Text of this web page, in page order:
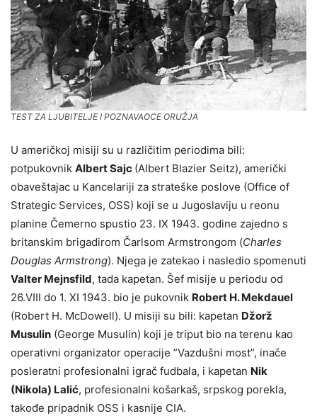
TEST ZA LJUBITELJE I POZNAVAOCE ORUŽJA
U američkoj misiji su u različitim periodima bili:
potpukovnik Albert Sajc (Albert Blazier Seitz), američki
obaveštajac u Kancelariji za strateške poslove (Office of
Strategic Services, OSS) koji se u Jugoslaviju u reonu
planine Čemerno spustio 23. IX 1943. godine zajedno s
britanskim brigadirom Čarlsom Armstrongom (Charles
Douglas Armstrong). Njega je zatekao i nasledio spomenuti
Valter Mejnsfild, tada kapetan. Šef misije u periodu od
26.VIII do 1. XI 1943. bio je pukovnik Robert H. Mekdauel
(Robert H. McDowell). U misiji su bili: kapetan Džorž
Musulin (George Musulin) koji je triput bio na terenu kao
operativni organizator operacije ”Vazdušni most”, inače
posleratni profesionalni igrač fudbala, i kapetan Nik
(Nikola) Lalić, profesionalni košarkaš, srpskog porekla,
takođe pripadnik OSS i kasnije CIA.